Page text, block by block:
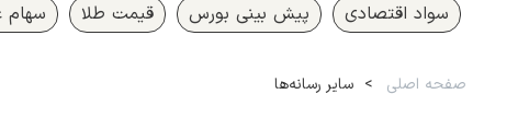
سواد اقتصادی پیش بینی بورس قیمت طلا سهام
صفحه اصلی سایر رسانه‌ها